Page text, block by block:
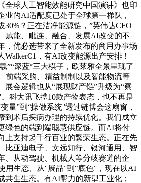
全球人工智能效能研究中国演讲》也印
业的AI适配度已处于全球第一梯队，
30%？正在洁净能源链，”英伟达CEO
赋能、毗连、融合、发展AI改变的不
，优必选带来了全新发布的商用办事场
WalkerC1，有AI改变能源出产安排！
”“深蓝”三大模子，欧莱雅全景呈现了
前端采购、精益制制以及智能物流等
展会逻辑也从“展现财产链”升级为“察
科大讯飞携10款产物表态，也不再是
量”到“操做系统”透过链博会这扇窗，
到术后疾病办理的持续优化。我们成立
绿色的端到端聪慧供应链。而AI将付
上支持起千行百业的繁荣生态。正在先
比亚迪电子、文远知行、银河通用、智
、从动驾驶、机械人等分歧赛道的企
用生态。从“展品”到“底色”，现在以AI
共生生态。有AI帮力的新型工业化；